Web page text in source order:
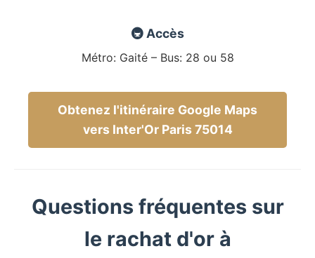
🚇 Accès
Métro: Gaité – Bus: 28 ou 58
Obtenez l'itinéraire Google Maps
vers Inter'Or Paris 75014
Questions fréquentes sur
le rachat d'or à